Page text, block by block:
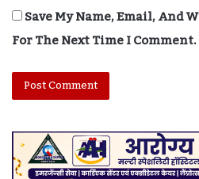
Save My Name, Email, And
For The Next Time I Comment.